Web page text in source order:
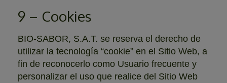
9 – Cookies
BIO-SABOR, S.A.T. se reserva el derecho de
utilizar la tecnología “cookie” en el Sitio Web, a
fin de reconocerlo como Usuario frecuente y
personalizar el uso que realice del Sitio Web